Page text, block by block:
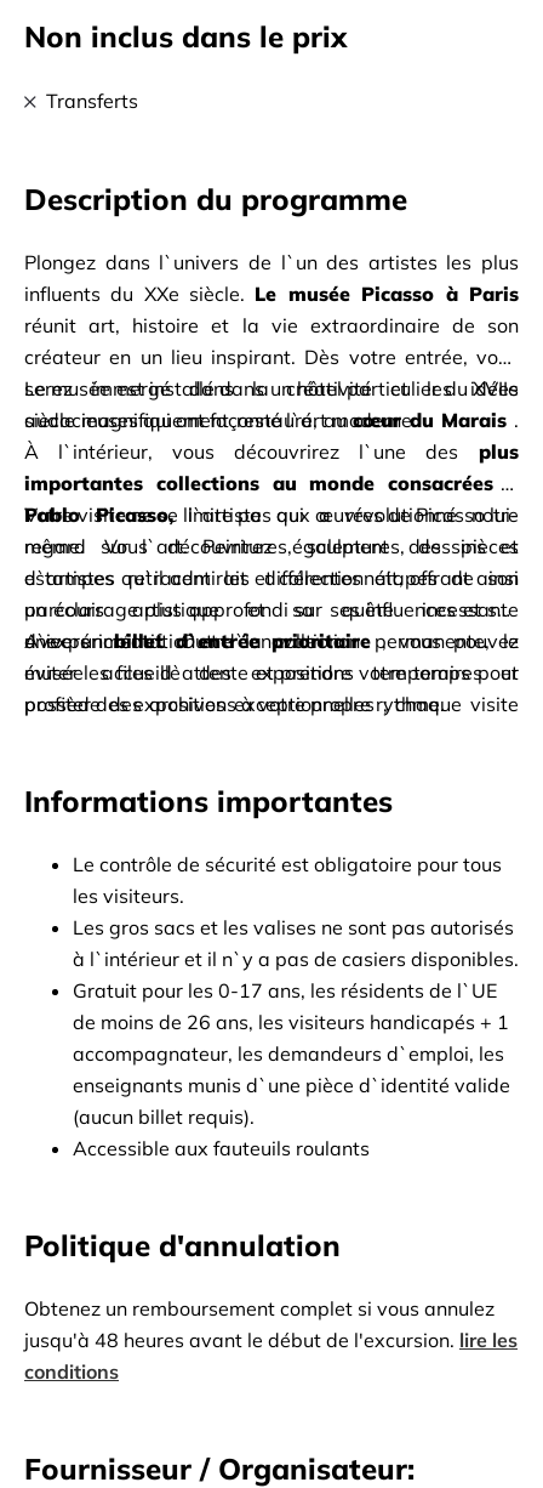
Non inclus dans le prix
Transferts
Description du programme
Plongez dans l`univers de l`un des artistes les plus
influents du XXe siècle. Le musée Picasso à Paris
réunit art, histoire et la vie extraordinaire de son
créateur en un lieu inspirant. Dès votre entrée, vous
serez immergé dans la créativité et les idées
audacieuses qui ont façonné l`art moderne.
Le musée est installé dans un hôtel particulier du XVIIe
siècle magnifiquement restauré, au cœur du Marais .
À l`intérieur, vous découvrirez l`une des
plus
importantes collections au monde consacrées à
Pablo Picasso,
l`artiste qui a révolutionné notre
regard sur l`art. Peintures, sculptures, dessins et
estampes retracent les différentes étapes de son
parcours artistique et sa quête incessante
d`expérimentation et d`innovation.
Votre visite ne se limite pas aux œuvres de Picasso lui-
même. Vous découvrirez également des pièces
d`artistes qu`il admirait et collectionnait, offrant ainsi
un éclairage plus approfondi sur ses influences et son
univers créatif. Outre la collection permanente, le
musée accueille des expositions temporaires et
possède des archives exceptionnelles ; chaque visite
Avec un billet d`entrée prioritaire , vous pouvez
éviter les files d`attente et prendre votre temps pour
profiter des expositions à votre propre rythme.
Informations importantes
Le contrôle de sécurité est obligatoire pour tous
les visiteurs.
Les gros sacs et les valises ne sont pas autorisés
à l`intérieur et il n`y a pas de casiers disponibles.
Gratuit pour les 0-17 ans, les résidents de l`UE
de moins de 26 ans, les visiteurs handicapés + 1
accompagnateur, les demandeurs d`emploi, les
enseignants munis d`une pièce d`identité valide
(aucun billet requis).
Accessible aux fauteuils roulants
Politique d'annulation
Obtenez un remboursement complet si vous annulez
jusqu'à 48 heures avant le début de l'excursion. lire les
conditions
Fournisseur / Organisateur: